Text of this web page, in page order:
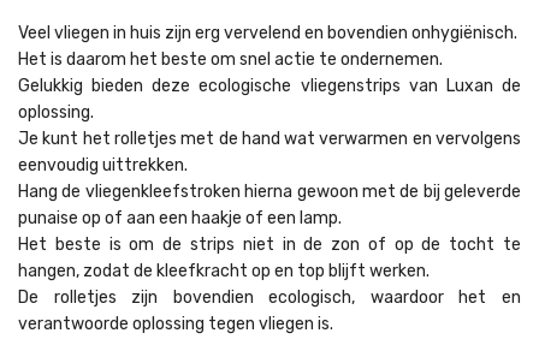
Veel vliegen in huis zijn erg vervelend en bovendien onhygiënisch.
Het is daarom het beste om snel actie te ondernemen.
Gelukkig bieden deze ecologische vliegenstrips van Luxan de
oplossing.
Je kunt het rolletjes met de hand wat verwarmen en vervolgens
eenvoudig uittrekken.
Hang de vliegenkleefstroken hierna gewoon met de bij geleverde
punaise op of aan een haakje of een lamp.
Het beste is om de strips niet in de zon of op de tocht te
hangen, zodat de kleefkracht op en top blijft werken.
De rolletjes zijn bovendien ecologisch, waardoor het en
verantwoorde oplossing tegen vliegen is.